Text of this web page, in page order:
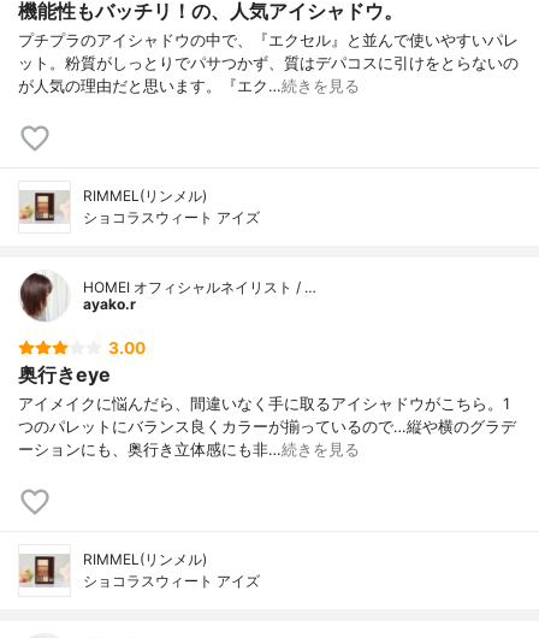
機能性もバッチリ！の、人気アイシャドウ。
プチプラのアイシャドウの中で、『エクセル』と並んで使いやすいパレ
ット。粉質がしっとりでパサつかず、質はデパコスに引けをとらないの
が人気の理由だと思います。『エク…続きを見る
RIMMEL(リンメル)
ショコラスウィート アイズ
HOMEI オフィシャルネイリスト / …
ayako.r
3.00
奥行きeye
アイメイクに悩んだら、間違いなく手に取るアイシャドウがこちら。1
つのパレットにバランス良くカラーが揃っているので…縦や横のグラデ
ーションにも、奥行き立体感にも非…続きを見る
RIMMEL(リンメル)
ショコラスウィート アイズ